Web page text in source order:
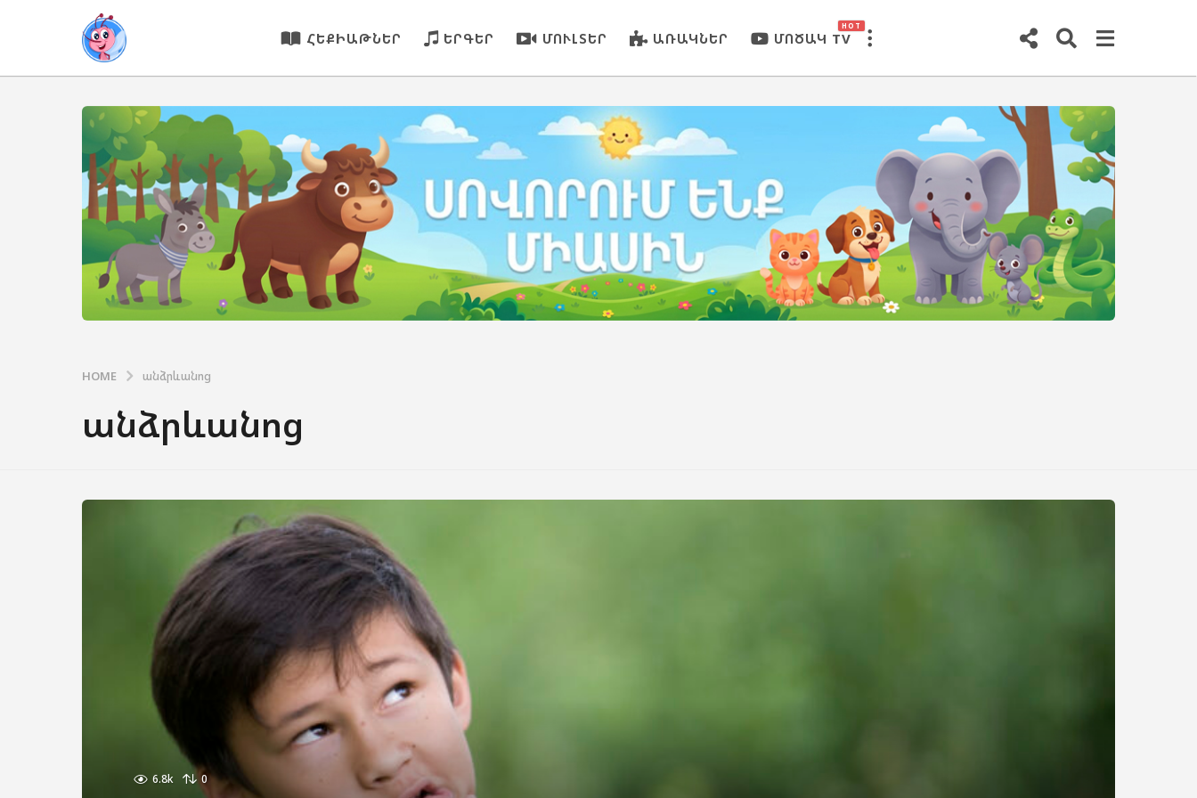
ՀԵՔԻԱԹՆԵՐ ԵՐԳԵՐ ՄՈՒԼՏԵՐ ԱՌԱԿՆԵՐ ՄՈԾԱԿ TV
HOT
HOME անձրևանոց
անձրևանոց
6.8k 0